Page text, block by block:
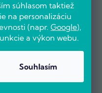
súhlasom taktiež
na personalizáciu
(napr. Google),
a výkon webu.
Souhlasím